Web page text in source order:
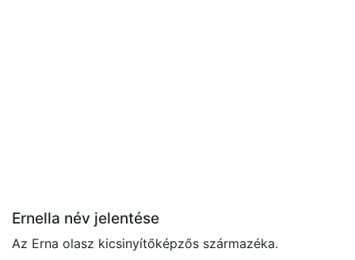
Ernella név jelentése
Az Erna olasz kicsinyítőképzős származéka.